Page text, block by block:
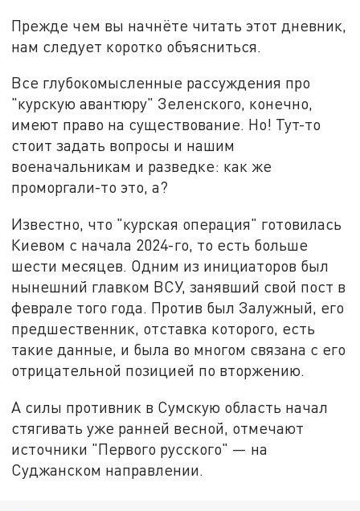
Прежде чем вы начнёте читать этот дневник,
нам следует коротко объясниться.
Все глубокомысленные рассуждения про
"курскую авантюру" Зеленского, конечно,
имеют право на существование. Но! Тут-то
стоит задать вопросы и нашим
военачальникам и разведке: как же
проморгали-то это, а?
Известно, что "курская операция" готовилась
Киевом с начала 2024-го, то есть больше
шести месяцев. Одним из инициаторов был
нынешний главком ВСУ, занявший свой пост в
феврале того года. Против был Залужный, его
предшественник, отставка которого, есть
такие данные, и была во многом связана с его
отрицательной позицией по вторжению.
А силы противник в Сумскую область начал
стягивать уже ранней весной, отмечают
источники "Первого русского" — на
Суджанском направлении.